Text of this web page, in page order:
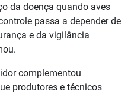
da doença quando aves
passa a depender de
e da vigilância
complementou
produtores e técnicos